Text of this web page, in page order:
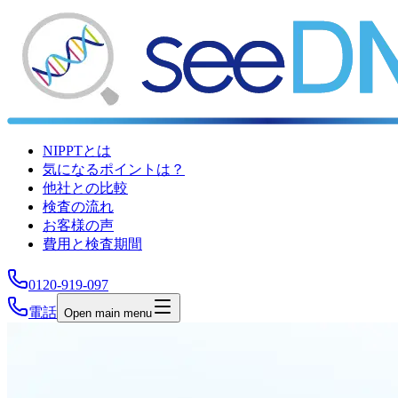
NIPPTとは
気になるポイントは？
他社との比較
検査の流れ
お客様の声
費用と検査期間
0120-919-097
電話 Open main menu